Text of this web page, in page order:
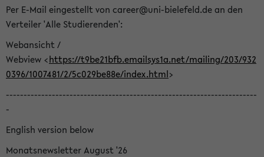
Per E-Mail eingestellt von career@uni-bielefeld.de an den
Verteiler 'Alle Studierenden':
Webansicht /
Webview <https://t9be21bfb.emailsys1a.net/mailing/203/932
0396/1007481/2/5c029be88e/index.html>
-----------------------------------------------------------------------
-
English version below
Monatsnewsletter August '26